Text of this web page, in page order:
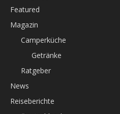
Featured
Magazin
Camperküche
Getränke
Ratgeber
News
Reiseberichte